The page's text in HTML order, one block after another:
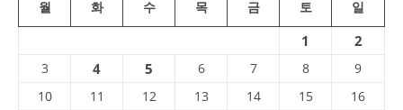
월 화 수 목 금 토 일
1 2
3 4 5 6 7 8
9
10
11 12 13 14 15
16